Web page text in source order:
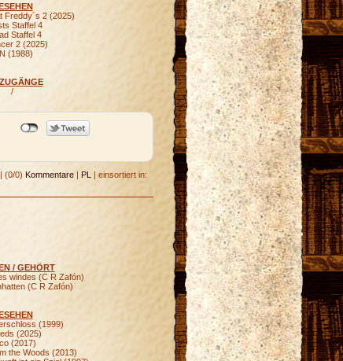
Freddy´s 2 (2025)
Staffel 4
Staffel 4
2 (2025)
(1988)
/
| (0/0) Kommentare | PL | einsortiert in:
/ GEHÖRT
windes (C R Zafón)
(C R Zafón)
(1999)
(2025)
(2017)
the Woods (2013)